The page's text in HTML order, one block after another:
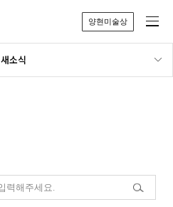
양현미술상
새소식